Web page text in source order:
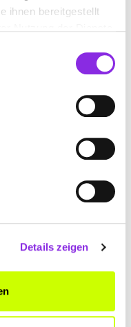
ihnen bereitgestellt
Details zeigen
DE
DE